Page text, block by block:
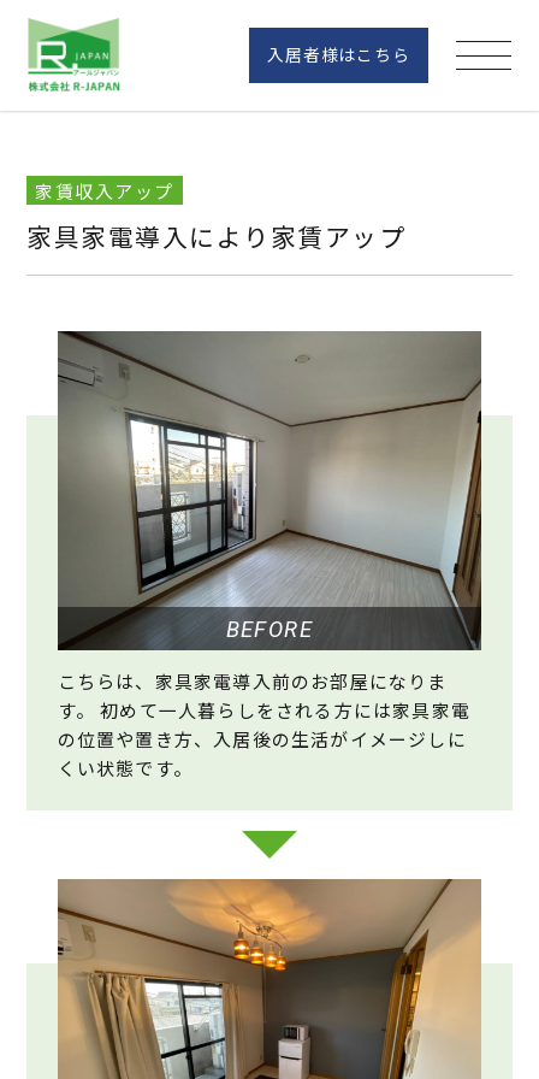
入居者様はこちら
家賃収入アップ
家具家電導入により家賃アップ
BEFORE
こちらは、家具家電導入前のお部屋になりま
す。 初めて一人暮らしをされる方には家具家電
の位置や置き方、入居後の生活がイメージしに
くい状態です。